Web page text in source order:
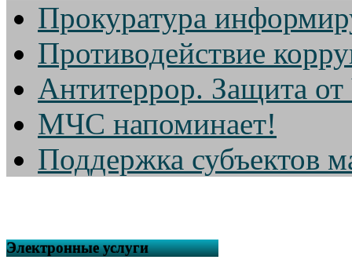
Прокуратура
Противодействие
Антитеррор. Защита
МЧС напоминает!
Поддержка субъектов
Электронные услуги